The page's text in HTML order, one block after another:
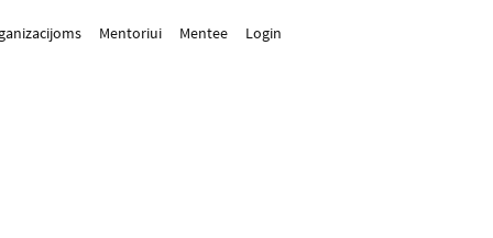
Mentoriui Mentee Login